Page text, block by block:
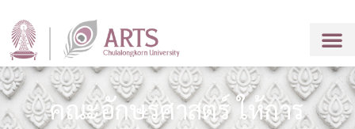
คณะอักษรศาสตร์ ให้การ